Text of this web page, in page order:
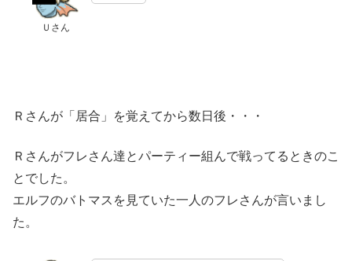
Ｕさん
Ｒさんが「居合」を覚えてから数日後・・・
Ｒさんがフレさん達とパーティー組んで戦ってるときのこ
とでした。
エルフのバトマスを見ていた一人のフレさんが言いまし
た。